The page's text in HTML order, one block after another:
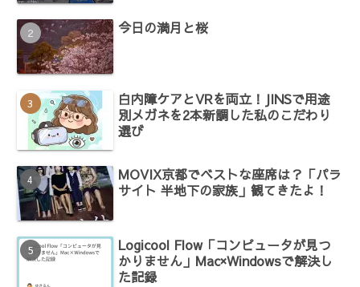
今日の満月と桜
白内障ケアとVRを両立！JINSで用途
別メガネを2本新調した私のこだわり
選び
MOVIX京都でベストな座席は？「パラ
サイト 半地下の家族」観てきたよ！
Logicool Flow「コンピュータが見つ
かりません」Mac×Windowsで解決し
た記録